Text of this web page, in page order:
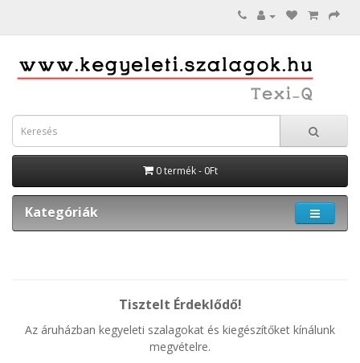
0 termék - 0Ft
Kategóriák
Tisztelt Érdeklődő!
Az áruházban kegyeleti szalagokat és kiegészítőket kínálunk
megvételre.